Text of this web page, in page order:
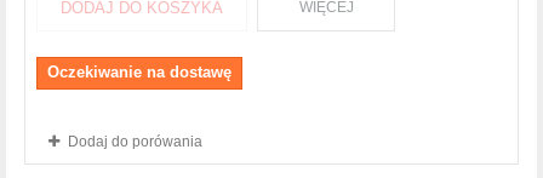
DODAJ DO KOSZYKA WIĘCEJ
Oczekiwanie na dostawę
Dodaj do porówania